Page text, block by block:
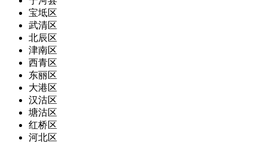
宝坻区
武清区
北辰区
津南区
西青区
东丽区
大港区
汉沽区
塘沽区
红桥区
河北区